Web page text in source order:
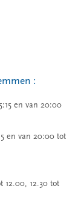
:
en van 20:00
en van 20:00 tot
12.00, 12.30 tot